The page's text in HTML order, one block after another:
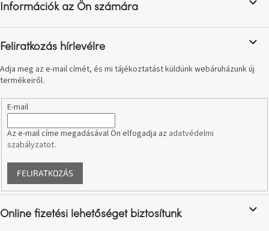
é
c
Információk az Ön számára
Feliratkozás hírlevélre
Adja meg az e-mail címét, és mi tájékoztatást küldünk webáruházunk új
termékeiről.
E-mail
Az e-mail címe megadásával Ön elfogadja az adatvédelmi
szabályzatot.
FELIRATKOZÁS
Online fizetési lehetőséget biztosítunk